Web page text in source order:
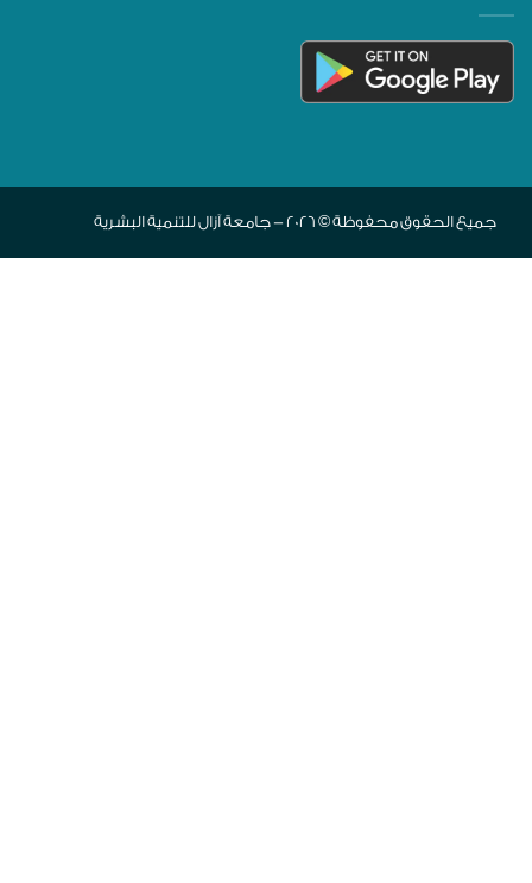
جميع الحقوق محفوظة © 2026 - جامعة آزال للتنمية البشرية